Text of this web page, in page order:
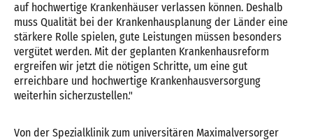
auf hochwertige Krankenhäuser verlassen können. Deshalb
muss Qualität bei der Krankenhausplanung der Länder eine
stärkere Rolle spielen, gute Leistungen müssen besonders
vergütet werden. Mit der geplanten Krankenhausreform
ergreifen wir jetzt die nötigen Schritte, um eine gut
erreichbare und hochwertige Krankenhausversorgung
weiterhin sicherzustellen."
Von der Spezialklinik zum universitären Maximalversorger